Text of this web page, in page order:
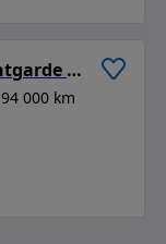
Mercedes-Benz E 200 Avantgarde Auto
94 000 km